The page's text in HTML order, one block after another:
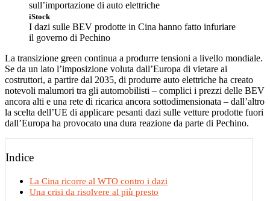
iStock
I dazi sulle BEV prodotte in Cina hanno fatto infuriare
il governo di Pechino
La transizione green continua a produrre tensioni a livello mondiale.
Se da un lato l’imposizione voluta dall’Europa di vietare ai
costruttori, a partire dal 2035, di produrre auto elettriche ha creato
notevoli malumori tra gli automobilisti – complici i prezzi delle BEV
ancora alti e una rete di ricarica ancora sottodimensionata – dall’altro
la scelta dell’UE di applicare pesanti dazi sulle vetture prodotte fuori
dall’Europa ha provocato una dura reazione da parte di Pechino.
Indice
La Cina ricorre al WTO contro i dazi
Una crisi da risolvere al più presto